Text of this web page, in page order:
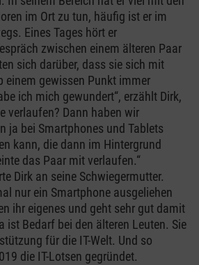
im Ort zu tun, häufig ist er im
Eines Tages hört er
zwischen einem älteren Paar
sich darüber, dass sie sich mit
einem gewissen Punkt immer
ich mich gewundert“, erzählt Dirk,
verlaufen? Dann haben wir
ja bei Smartphones und Tablets
kann, die dann im Hintergrund
das Paar mit verlaufen.“
Dirk an seine Schwiegermutter.
nur ein Smartphone ausgeliehen
ihr eigenes und geht sehr gut damit
ist Bedarf bei den älteren Leuten. Sie
für die IT-Welt. Und so
die IT-Lotsen gegründet.